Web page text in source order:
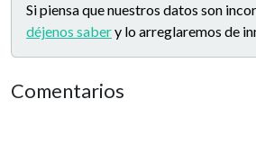
Si piensa que nuestros datos son
déjenos sabery lo arreglaremos de
Comentarios